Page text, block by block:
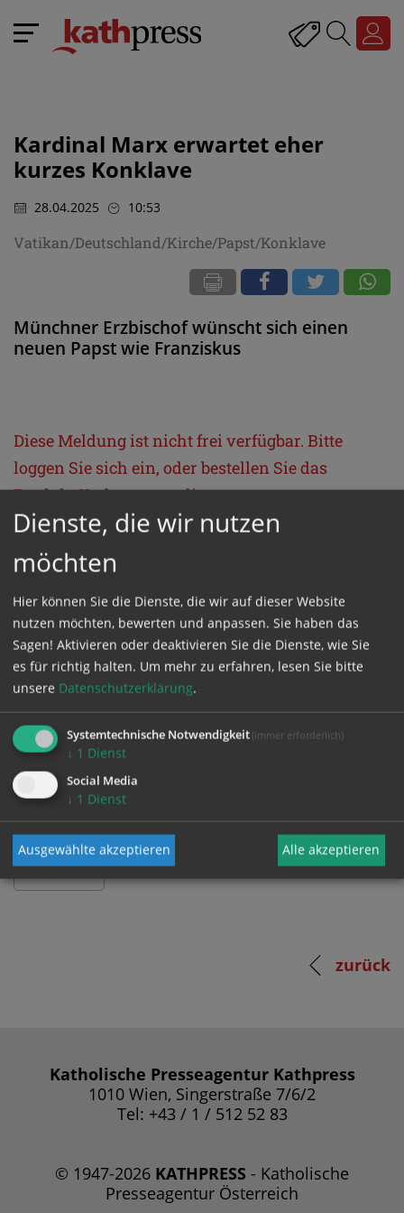
Kardinal Marx erwartet eher
kurzes Konklave
28.04.2025 10:53
Vatikan/Deutschland/Kirche/Papst/Konklave
Münchner Erzbischof wünscht sich einen
neuen Papst wie Franziskus
Diese Meldung ist nicht frei verfügbar. Bitte
loggen Sie sich ein, oder bestellen Sie das
ProduktKathpress_online.
GESCHÜTZTER BEREICH
Bitte melden Sie sich mit Ihrem Benutzernamen
und Passwort an.
Benutzername
Passwort
zurück
Katholische Presseagentur Kathpress
1010 Wien, Singerstraße 7/6/2
Tel: +43 / 1 / 512 52 83
© 1947-2026 KATHPRESS - Katholische
Presseagentur Österreich
Dienste, die wir nutzen
möchten
Hier können Sie die Dienste, die wir auf dieser Website
nutzen möchten, bewerten und anpassen. Sie haben das
Sagen! Aktivieren oder deaktivieren Sie die Dienste, wie Sie
es für richtig halten. Um mehr zu erfahren, lesen Sie bitte
unsere Datenschutzerklärung.
Systemtechnische Notwendigkeit (immer erforderlich)
↓ 1 Dienst
Social Media
↓ 1 Dienst
Ausgewählte akzeptieren Alle akzeptieren